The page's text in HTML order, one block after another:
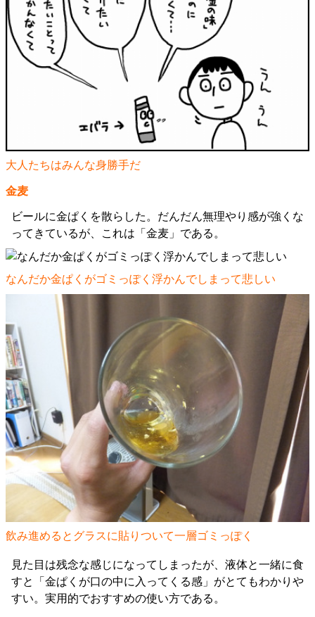
大人たちはみんな身勝手だ
金麦
ビールに金ぱくを散らした。だんだん無理やり感が強くな
ってきているが、これは「金麦」である。
なんだか金ぱくがゴミっぽく浮かんでしまって悲しい
飲み進めるとグラスに貼りついて一層ゴミっぽく
見た目は残念な感じになってしまったが、液体と一緒に食
すと「金ぱくが口の中に入ってくる感」がとてもわかりや
すい。実用的でおすすめの使い方である。